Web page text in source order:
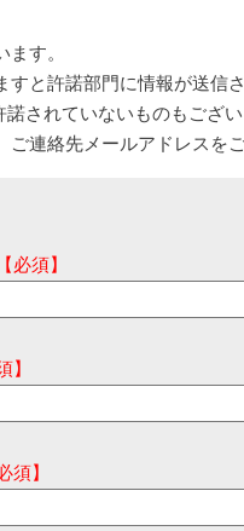
す。
すと許諾部門に情報が送信
諾されていないものもござ
ご連絡先メールアドレスを
【必須】
】
須】